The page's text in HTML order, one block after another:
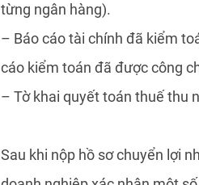
từng ngân hàng).
– Báo cáo tài chính đã kiểm
cáo kiểm toán đã được công
– Tờ khai quyết toán thuế thu
Sau khi nộp hồ sơ chuyển lợi